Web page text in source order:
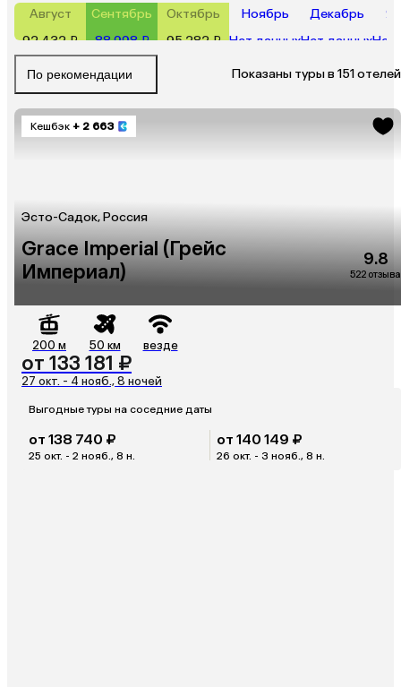
Август
92 432 ₽
Сентябрь
88 998 ₽
Октябрь
95 282 ₽
Ноябрь
Нет данных
Декабрь
Нет данныхНет
По рекомендации Показаны туры в 151 отелей
Кешбэк + 2 663
Эсто-Садок, Россия
Grace Imperial (Грейс
Империал)
9.8
522 отзыва
200 м 50 км везде
от 133 181 ₽
27 окт. - 4 нояб., 8 ночей
Выгодные туры на соседние даты
от 138 740 ₽
25 окт. - 2 нояб., 8 н.
от 140 149 ₽
26 окт. - 3 нояб., 8 н.